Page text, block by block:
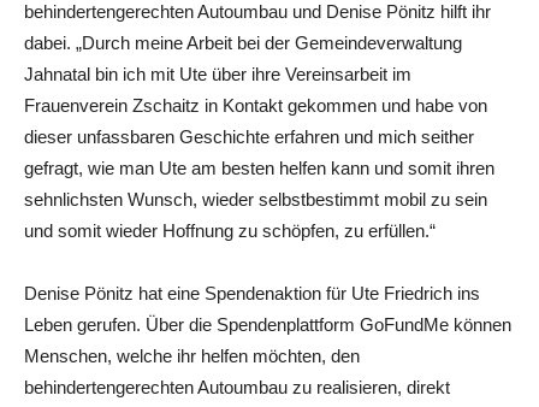
behindertengerechten Autoumbau und Denise Pönitz hilft ihr
dabei. „Durch meine Arbeit bei der Gemeindeverwaltung
Jahnatal bin ich mit Ute über ihre Vereinsarbeit im
Frauenverein Zschaitz in Kontakt gekommen und habe von
dieser unfassbaren Geschichte erfahren und mich seither
gefragt, wie man Ute am besten helfen kann und somit ihren
sehnlichsten Wunsch, wieder selbstbestimmt mobil zu sein
und somit wieder Hoffnung zu schöpfen, zu erfüllen.“
Denise Pönitz hat eine Spendenaktion für Ute Friedrich ins
Leben gerufen. Über die Spendenplattform GoFundMe können
Menschen, welche ihr helfen möchten, den
behindertengerechten Autoumbau zu realisieren, direkt